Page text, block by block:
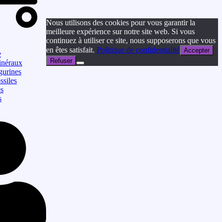
Nous utilisons des cookies pour vous garantir la
meilleure expérience sur notre site web. Si vous
continuez à utiliser ce site, nous supposerons que vous
en êtes satisfait.Politique de confidentialité Accepter
Refuser